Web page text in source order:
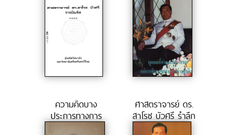
ความคิดบาง
ประการทางการ
ศึกษา
ศาสตราจารย์ ดร.
สาโรช บัวศรี รำลึก